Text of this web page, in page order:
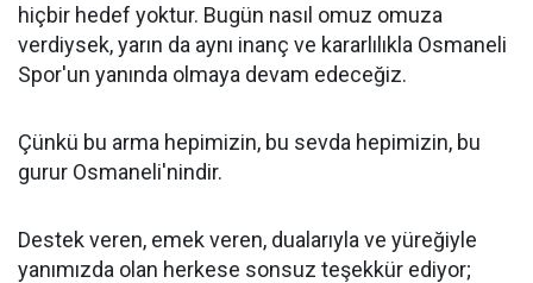
hiçbir hedef yoktur. Bugün nasıl omuz omuza
verdiysek, yarın da aynı inanç ve kararlılıkla Osmaneli
Spor'un yanında olmaya devam edeceğiz.
Çünkü bu arma hepimizin, bu sevda hepimizin, bu
gurur Osmaneli'nindir.
Destek veren, emek veren, dualarıyla ve yüreğiyle
yanımızda olan herkese sonsuz teşekkür ediyor;